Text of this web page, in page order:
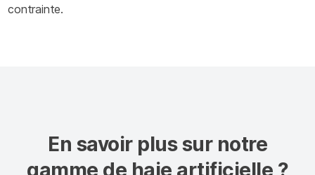
contrainte.
En savoir plus sur notre